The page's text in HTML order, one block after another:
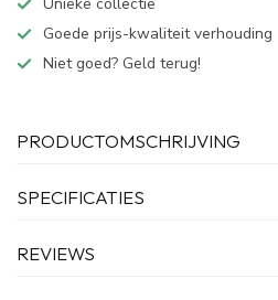
Goede prijs-kwaliteit verhouding
Niet goed? Geld terug!
PRODUCTOMSCHRIJVING
SPECIFICATIES
REVIEWS